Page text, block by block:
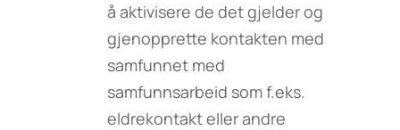
å aktivisere de det gjelder og
gjenopprette kontakten med
samfunnet med
samfunnsarbeid som f.eks.
eldrekontakt eller andre